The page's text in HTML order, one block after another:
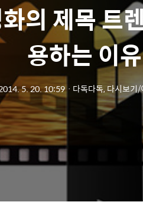
의 제목 트
용하는 이유
5. 20. 10:59ㆍ 다독다독, 다시보기